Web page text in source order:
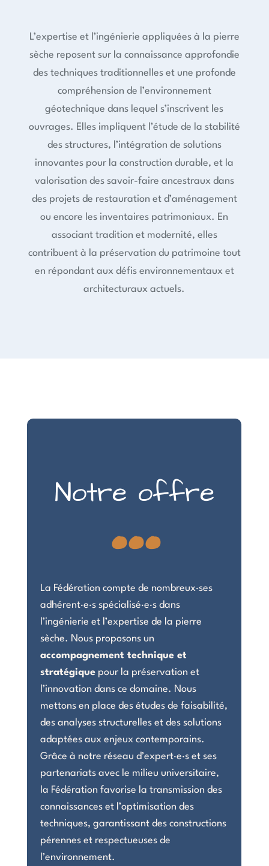
L’expertise et l’ingénierie appliquées à la pierre
sèche reposent sur la connaissance approfondie
des techniques traditionnelles et une profonde
compréhension de l’environnement
géotechnique dans lequel s’inscrivent les
ouvrages. Elles impliquent l’étude de la stabilité
des structures, l’intégration de solutions
innovantes pour la construction durable, et la
valorisation des savoir-faire ancestraux dans
des projets de restauration et d’aménagement
ou encore les inventaires patrimoniaux. En
associant tradition et modernité, elles
contribuent à la préservation du patrimoine tout
en répondant aux défis environnementaux et
architecturaux actuels.
Notre offre
...
La Fédération compte de nombreux·ses
adhérent·e·s spécialisé·e·s dans
l’ingénierie et l’expertise de la pierre
sèche. Nous proposons un
accompagnement technique et
stratégique pour la préservation et
l’innovation dans ce domaine. Nous
mettons en place des études de faisabilité,
des analyses structurelles et des solutions
adaptées aux enjeux contemporains.
Grâce à notre réseau d’expert·e·s et ses
partenariats avec le milieu universitaire,
la Fédération favorise la transmission des
connaissances et l’optimisation des
techniques, garantissant des constructions
pérennes et respectueuses de
l’environnement.